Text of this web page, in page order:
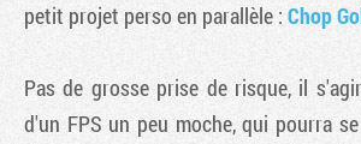
petit projet perso en parallèle : Chop
Pas de grosse prise de risque, il
d'un FPS un peu moche, qui pourra